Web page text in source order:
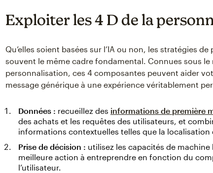
Exploiter les 4 D de la
Qu’elles soient basées sur l’IA ou non, les stratégies
souvent le même cadre fondamental. Connues sous le
personnalisation, ces 4 composantes peuvent aider
message générique à une expérience véritablement
Données : recueillez des informations de première
des achats et les requêtes des utilisateurs, et
informations contextuelles telles que la localisation
Prise de décision : utilisez les capacités de
meilleure action à entreprendre en fonction du
l’utilisateur.